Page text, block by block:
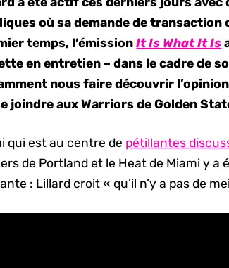
où sa demande de transaction
temps, l’émissionIt Is What It Is
en entretien – dans le cadre de
nous faire découvrir
joindre aux Warriors de Golden
qui est au centre de pétillantes
de Portland et le Heat de Miami y
: Lillard croit « qu’il n’y a pas de